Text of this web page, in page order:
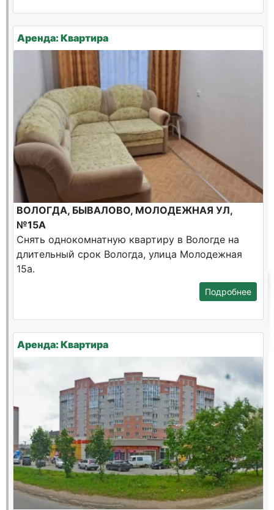
Аренда: Квартира
ВОЛОГДА, БЫВАЛОВО, МОЛОДЕЖНАЯ УЛ,
№15А
Снять однокомнатную квартиру в Вологде на
длительный срок Вологда, улица Молодежная
15а.
Подробнее
Аренда: Квартира